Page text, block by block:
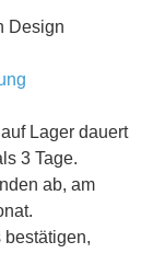
Design
Lager dauert
3 Tage.
ab, am